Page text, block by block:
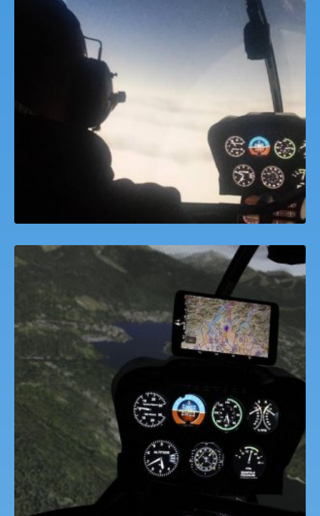
Helikopter szimulátor Virtuális Pilóta Jogosítás
15,000Ft
ROBINSON 44 helikopter szimulátor Budaörs
7,000Ft